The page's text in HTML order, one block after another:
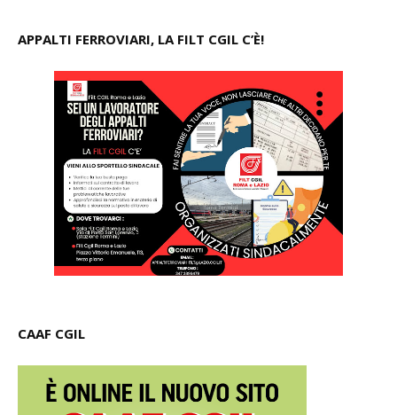
APPALTI FERROVIARI, LA FILT CGIL C’È!
CAAF CGIL